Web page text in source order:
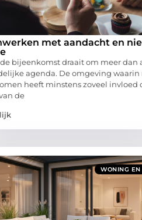
met aandacht en
bijeenkomst draait om meer dan
agenda. De omgeving waarin
heeft minstens zoveel invloed
de
WONING EN